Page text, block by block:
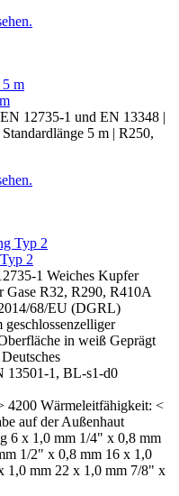
12735-1 und EN 13348 |
5 m | R250,
2
1 Weiches Kupfer
Gase R32, R290, R410A
68/EU (DGRL)
in weiß Geprägt
13501-1, BL-s1-d0
4200 Wärmeleitfähigkeit: <
auf der Außenhaut
6 x 1,0 mm 1/4" x 0,8 mm
1/2" x 0,8 mm 16 x 1,0
1,0 mm 22 x 1,0 mm 7/8" x